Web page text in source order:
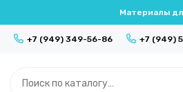
Материалы
+7 (949) 349-56-86 +7 (949)